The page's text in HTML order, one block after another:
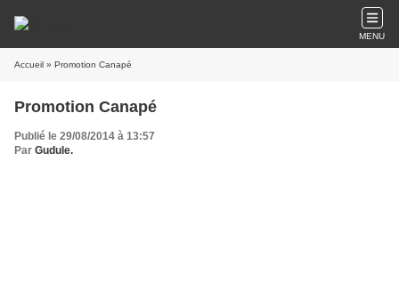
MENU
Accueil » Promotion Canapé
Promotion Canapé
Publié le 29/08/2014 à 13:57
Par Gudule.